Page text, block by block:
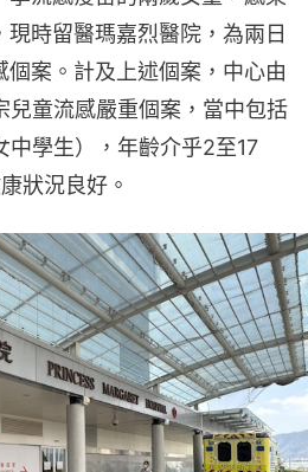
現時留醫瑪嘉烈醫院，為兩日
個案。計及上述個案，中心由
兒童流感嚴重個案，當中包括
中學生），年齡介乎2至17
狀況良好。